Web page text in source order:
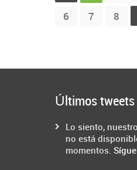
6
7 8
Últimos tweets
Lo siento,
no está
momentos.